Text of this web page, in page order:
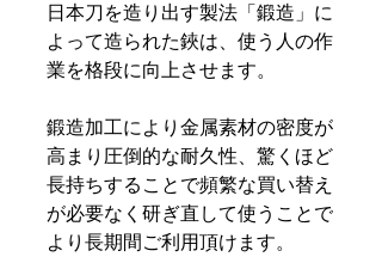
日本刀を造り出す製法「鍛造」に
よって造られた鋏は、使う人の作
業を格段に向上させます。
鍛造加工により金属素材の密度が
高まり圧倒的な耐久性、驚くほど
長持ちすることで頻繁な買い替え
が必要なく研ぎ直して使うことで
より長期間ご利用頂けます。